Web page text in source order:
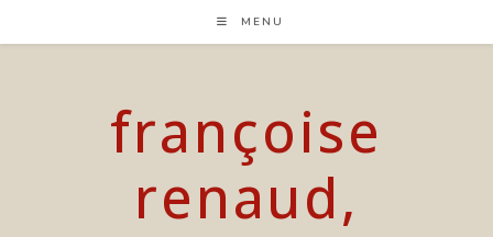
content
MENU
françoise
renaud,